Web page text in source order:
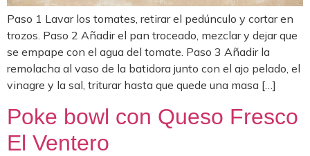
Paso 1 Lavar los tomates, retirar el pedúnculo y cortar en
trozos. Paso 2 Añadir el pan troceado, mezclar y dejar que
se empape con el agua del tomate. Paso 3 Añadir la
remolacha al vaso de la batidora junto con el ajo pelado, el
vinagre y la sal, triturar hasta que quede una masa […]
Poke bowl con Queso Fresco
El Ventero